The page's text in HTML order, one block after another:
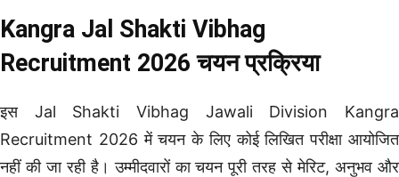
Kangra Jal Shakti Vibhag
Recruitment 2026 चयन प्रक्रिया
इस Jal Shakti Vibhag Jawali Division Kangra
Recruitment 2026 में चयन के लिए कोई लिखित परीक्षा आयोजित
नहीं की जा रही है। उम्मीदवारों का चयन पूरी तरह से मेरिट, अनुभव और